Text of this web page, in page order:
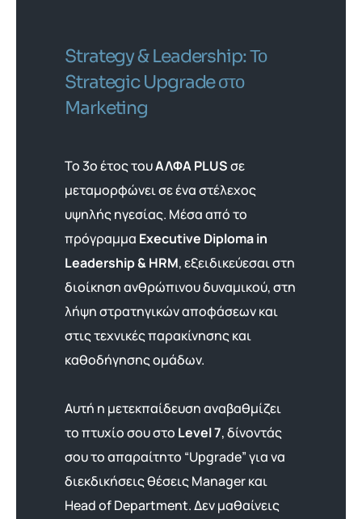
Strategy & Leadership: Το
Strategic Upgrade στο
Marketing
Το 3ο έτος τουΑΛΦΑ PLUSσε
μεταμορφώνει σε ένα στέλεχος
υψηλής ηγεσίας. Μέσα από το
πρόγραμμα Executive Diploma in
Leadership & HRM, εξειδικεύεσαι στη
διοίκηση ανθρώπινου δυναμικού, στη
λήψη στρατηγικών αποφάσεων και
στις τεχνικές παρακίνησης και
καθοδήγησης ομάδων.
Αυτή η μετεκπαίδευση αναβαθμίζει
το πτυχίο σου στο Level 7, δίνοντάς
σου το απαραίτητο “Upgrade” για να
διεκδικήσεις θέσεις Manager και
Head of Department. Δεν μαθαίνεις